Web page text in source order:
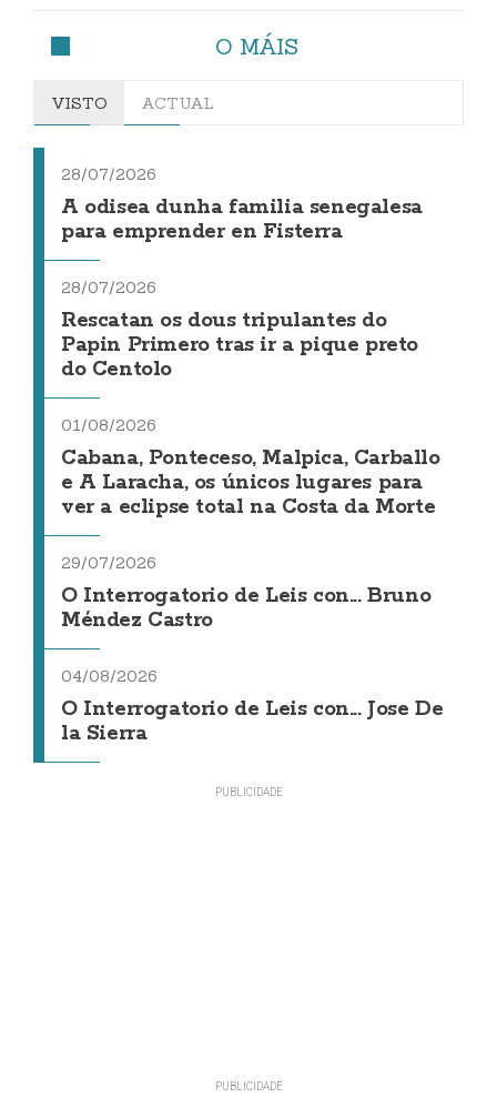
O MÁIS
VISTO ACTUAL
28/07/2026
A odisea dunha familia senegalesa
para emprender en Fisterra
28/07/2026
Rescatan os dous tripulantes do
Papin Primero tras ir a pique preto
do Centolo
01/08/2026
Cabana, Ponteceso, Malpica, Carballo
e A Laracha, os únicos lugares para
ver a eclipse total na Costa da Morte
29/07/2026
O Interrogatorio de Leis con... Bruno
Méndez Castro
04/08/2026
O Interrogatorio de Leis con... Jose De
la Sierra